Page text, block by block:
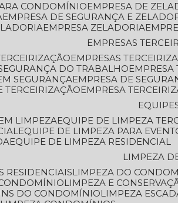
CONDOMÍNIO
EMPRESA DE
EMPRESA DE SEGURANÇA E
EMPRESA ZELADORIA
EMPRESAS
EMPRESAS
DO TRABALHO
SEGURANÇA
EMPRESA DE
TERCEIRIZAÇÃO
EMPRESA
LIMPEZA EQUIPE DE LIMPEZA
EQUIPE DE LIMPEZA PARA
EQUIPE DE LIMPEZA RESIDENCIAL
LIMPEZA
RESIDENCIAIS
LIMPEZA DO
LIMPEZA E
DO CONDOMÍNIO
LIMPEZA